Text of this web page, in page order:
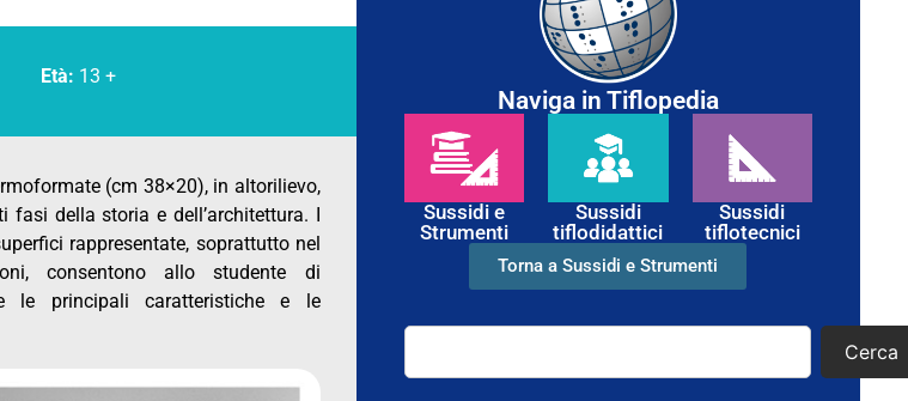
Età: 13 +
(cm 38×20), in altorilievo,
della storia e dell’architettura. I
rappresentate, soprattutto nel
consentono allo studente di
le principali caratteristiche e le
Naviga in Tiflopedia
Sussidi e
Strumenti
Sussidi
tiflodidattici
Sussidi
tiflotecnici
Torna a Sussidi e Strumenti
Cerca